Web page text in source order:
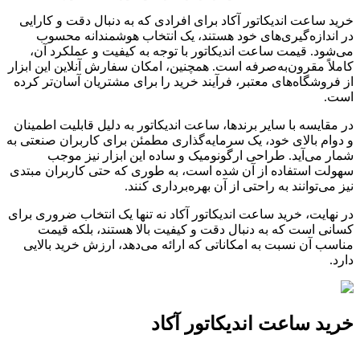
خرید ساعت اندیکاتور آکاد برای افرادی که به دنبال دقت و کارایی
در اندازه‌گیری‌های خود هستند، یک انتخاب هوشمندانه محسوب
می‌شود. قیمت ساعت اندیکاتور با توجه به کیفیت و عملکرد آن،
کاملاً مقرون‌به‌صرفه است. همچنین، امکان سفارش آنلاین این ابزار
از فروشگاه‌های معتبر، فرآیند خرید را برای مشتریان آسان‌تر کرده
است.
در مقایسه با سایر برندها، ساعت اندیکاتور به دلیل قابلیت اطمینان
و دوام بالای خود، یک سرمایه‌گذاری مطمئن برای کاربران صنعتی به
شمار می‌آید. طراحی ارگونومیک و ساده این ابزار نیز موجب
سهولت استفاده از آن شده است، به طوری که حتی کاربران مبتدی
نیز می‌توانند به راحتی از آن بهره‌برداری کنند.
در نهایت، خرید ساعت اندیکاتور آکاد نه تنها یک انتخاب ضروری برای
کسانی است که به دنبال دقت و کیفیت بالا هستند، بلکه قیمت
مناسب آن نسبت به امکاناتی که ارائه می‌دهد، ارزش خرید بالایی
دارد.
خرید ساعت اندیکاتور آکاد